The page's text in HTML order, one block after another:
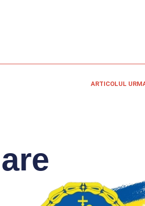
ARTICOLUL